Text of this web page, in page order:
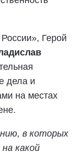
Герой
дела и
на местах
в которых
какой